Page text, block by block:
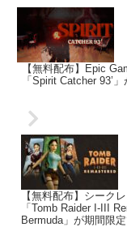
【無料配布】Epic
「Spirit Catcher 93’
【無料配布】シーク
「Tomb Raider I-III
Bermuda」が期間限